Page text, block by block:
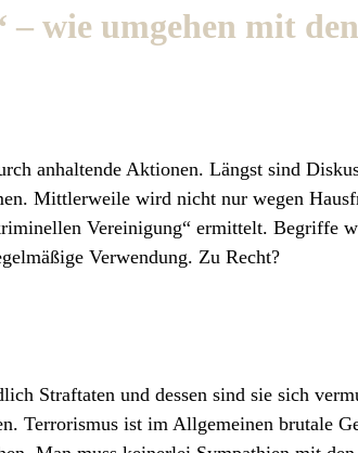
– wie umgehen mit
anhaltende Aktionen. Längst sind
Mittlerweile wird nicht nur wegen
Vereinigung“ ermittelt. Begriffe
Verwendung. Zu Recht?
Straftaten und dessen sind sie sich
Terrorismus ist im Allgemeinen brutale